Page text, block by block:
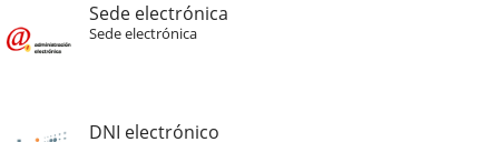
Sede electrónica
Sede electrónica
DNI electrónico